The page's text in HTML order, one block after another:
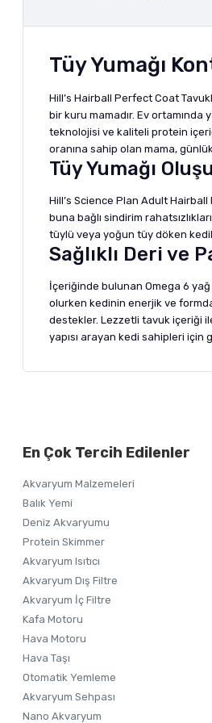
Tüy Yumağı
Hill’s Hairball Perfect Coat
bir kuru mamadır. Ev
teknolojisi ve kaliteli protein
oranına sahip olan mama,
Tüy Yumağı
Hill’s Science Plan Adult
buna bağlı sindirim
tüylü veya yoğun tüy döken
Sağlıklı Deri ve
İçeriğinde bulunan Omega 6 yağ
olurken kedinin enerjik ve
destekler. Lezzetli tavuk içeriği
yapısı arayan kedi sahipleri
Ürün açıklamasında eksik
Ürün fiyatı diğer sitelerden
Bu ürüne benzer farklı
En Çok Tercih Edilenler
Akvaryum Malzemeleri
Balık Yemi
Deniz Akvaryumu
Protein Skimmer
Akvaryum Isıtıcı
Akvaryum Dış Filtre
Akvaryum İç Filtre
Kafa Motoru
Hava Motoru
Hava Taşı
Otomatik Yemleme
Akvaryum Sehpası
Nano Akvaryum